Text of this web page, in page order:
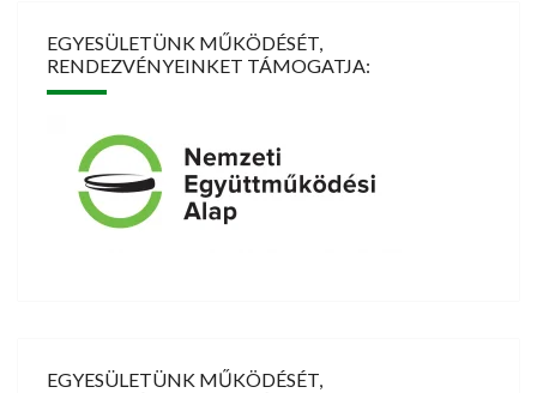
EGYESÜLETÜNK MŰKÖDÉSÉT,
RENDEZVÉNYEINKET TÁMOGATJA:
EGYESÜLETÜNK MŰKÖDÉSÉT,